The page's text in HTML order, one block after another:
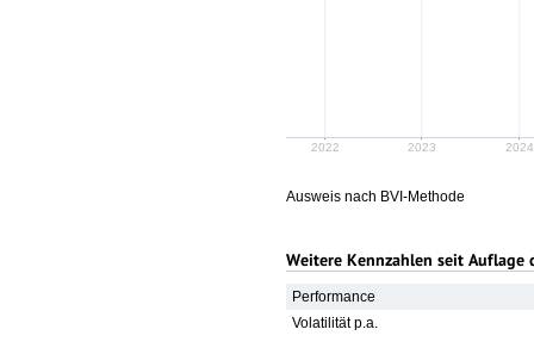
2022 2023 2024
Ausweis nach BVI-Methode
Weitere Kennzahlen seit Auflage
Performance
Volatilität p.a.